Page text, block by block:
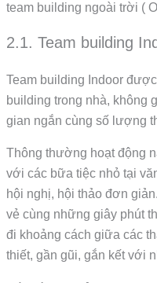
team building ngoài trời (
2.1. Team building
Team building Indoor
building trong nhà, không
gian ngắn cùng số lượng
Thông thường hoạt động
với các bữa tiệc nhỏ tại
hội nghị, hội thảo đơn
vẻ cùng những giây phút
đi khoảng cách giữa các
thiết, gần gũi, gắn kết với